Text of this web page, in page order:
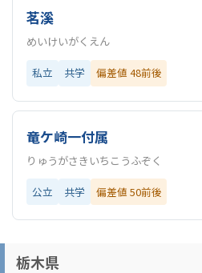
茗溪
めいけいがくえん
私立 共学 偏差値 48前後
竜ケ崎一付属
りゅうがさきいちこうふぞく
公立 共学 偏差値 50前後
栃木県